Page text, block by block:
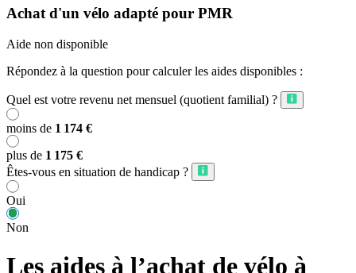
Achat d'un vélo adapté pour PMR
Aide non disponible
Répondez à la question pour calculer les aides disponibles :
Quel est votre revenu net mensuel (quotient familial) ?
moins de 1 174 €
plus de 1 175 €
Êtes-vous en situation de handicap ?
Oui
Non
Les aides à l’achat de vélo à